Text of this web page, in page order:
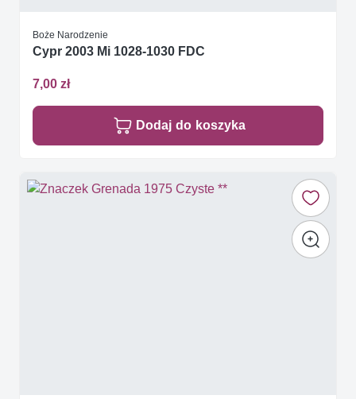
Boże Narodzenie
Cypr 2003 Mi 1028-1030 FDC
7,00 zł
Dodaj do koszyka